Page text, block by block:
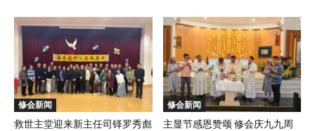
修会新闻
救世主堂迎来新主任司铎罗秀彪
修会新闻
主显节感恩赞颂 修会庆九九周